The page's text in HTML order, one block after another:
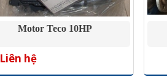
Motor Teco 10HP
Liên hệ